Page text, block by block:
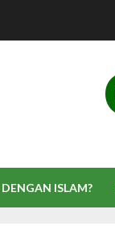
DENGAN ISLAM?